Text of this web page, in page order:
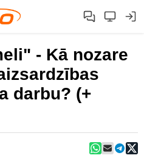
- Kā nozare
darbu? (+